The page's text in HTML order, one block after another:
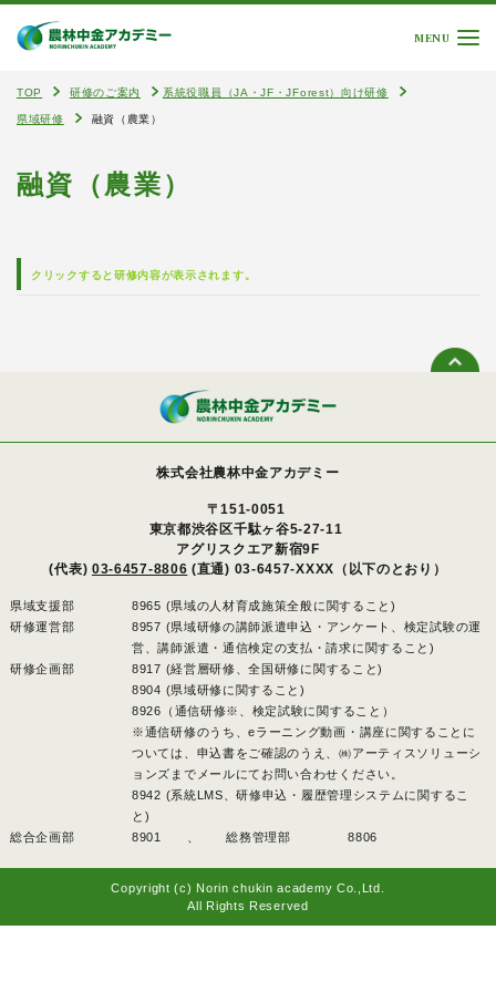
MENU
TOP 研修のご案内 系統役職員（JA・JF・JForest）向け研修
県域研修 融資（農業）
融資（農業）
クリックすると研修内容が表示されます。
株式会社農林中金アカデミー
〒151-0051
東京都渋谷区千駄ヶ谷5-27-11
アグリスクエア新宿9F
(代表) 03-6457-8806 (直通) 03-6457-XXXX（以下のとおり）
県域支援部
8965 (県域の人材育成施策全般に関すること)
研修運営部
8957 (県域研修の講師派遣申込・アンケート、検定試験の運
営、講師派遣・通信検定の支払・請求に関すること)
研修企画部
8917 (経営層研修、全国研修に関すること)
8904 (県域研修に関すること)
8926（通信研修※、検定試験に関すること）
※通信研修のうち、eラーニング動画・講座に関することに
ついては、申込書をご確認のうえ、㈱アーティスソリューシ
ョンズまでメールにてお問い合わせください。
8942 (系統LMS、研修申込・履歴管理システムに関するこ
と)
総合企画部
8901 、総務管理部 8806
Copyright (c) Norin chukin academy Co.,Ltd.
All Rights Reserved